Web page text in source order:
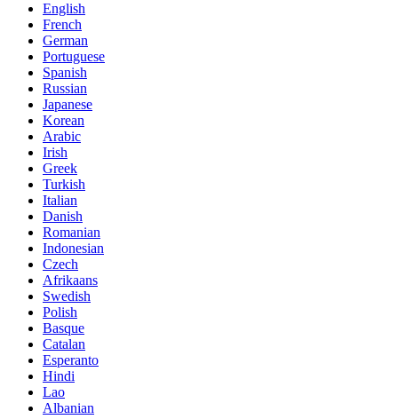
English
French
German
Portuguese
Spanish
Russian
Japanese
Korean
Arabic
Irish
Greek
Turkish
Italian
Danish
Romanian
Indonesian
Czech
Afrikaans
Swedish
Polish
Basque
Catalan
Esperanto
Hindi
Lao
Albanian